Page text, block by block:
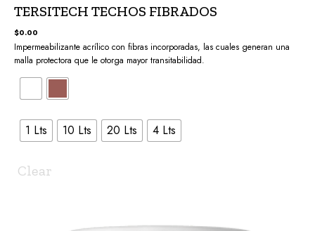
TERSITECH TECHOS FIBRADOS
$0.00
Impermeabilizante acrílico con fibras incorporadas, las cuales generan una
malla protectora que le otorga mayor transitabilidad.
1 Lts 10 Lts 20 Lts 4 Lts
Clear